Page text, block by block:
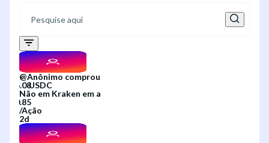
@Anônimo comprou
Não em Kraken em a
/Ação
2d